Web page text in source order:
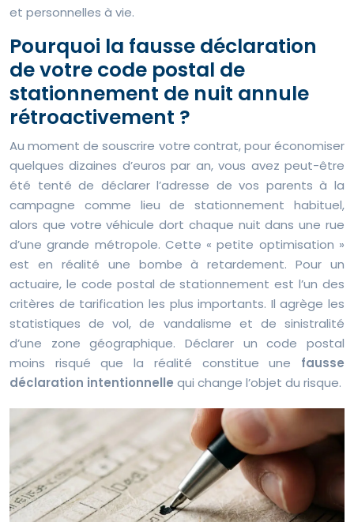
et personnelles à vie.
Pourquoi la fausse déclaration
de votre code postal de
stationnement de nuit annule
rétroactivement ?
Au moment de souscrire votre contrat, pour économiser
quelques dizaines d’euros par an, vous avez peut-être
été tenté de déclarer l’adresse de vos parents à la
campagne comme lieu de stationnement habituel,
alors que votre véhicule dort chaque nuit dans une rue
d’une grande métropole. Cette « petite optimisation »
est en réalité une bombe à retardement. Pour un
actuaire, le code postal de stationnement est l’un des
critères de tarification les plus importants. Il agrège les
statistiques de vol, de vandalisme et de sinistralité
d’une zone géographique. Déclarer un code postal
moins risqué que la réalité constitue une fausse
déclaration intentionnelle qui change l’objet du risque.